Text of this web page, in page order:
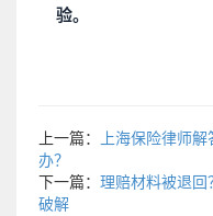
验。
上一篇：
上海保险律师
办？
下一篇： 理赔材料被退回
破解